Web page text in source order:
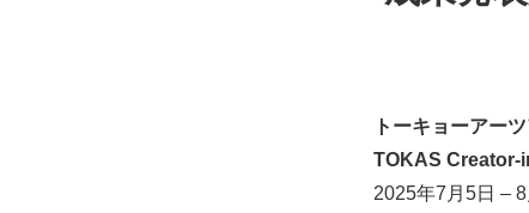
トーキョーアー
TOKAS Creator-
2025年7月5日 – 8